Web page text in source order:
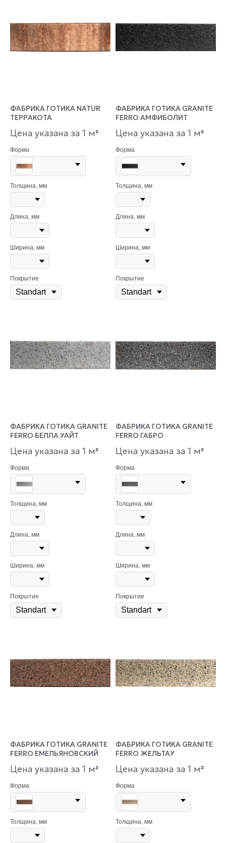
ФАБРИКА ГОТИКА NATUR
ТЕРРАКОТА
Цена указана за 1 м²
Форма
Толщина, мм
Длина, мм
Ширина, мм
Покрытие
ФАБРИКА ГОТИКА GRANITE
FERRO АМФИБОЛИТ
Цена указана за 1 м²
Форма
Толщина, мм
Длина, мм
Ширина, мм
Покрытие
ФАБРИКА ГОТИКА GRANITE
FERRO БЕЛЛА УАЙТ
Цена указана за 1 м²
Форма
Толщина, мм
Длина, мм
Ширина, мм
Покрытие
ФАБРИКА ГОТИКА GRANITE
FERRO ГАБРО
Цена указана за 1 м²
Форма
Толщина, мм
Длина, мм
Ширина, мм
Покрытие
ФАБРИКА ГОТИКА GRANITE
FERRO ЕМЕЛЬЯНОВСКИЙ
Цена указана за 1 м²
Форма
Толщина, мм
ФАБРИКА ГОТИКА GRANITE
FERRO ЖЕЛЬТАУ
Цена указана за 1 м²
Форма
Толщина, мм